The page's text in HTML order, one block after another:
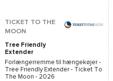
TICKET TO THE
MOON
Tree Friendly
Extender
Forlængerremme til hængekøjer -
Tree Friendly Extender - Ticket To
The Moon - 2026